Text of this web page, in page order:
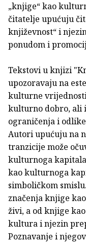
„knjige“ kao
čitatelje upućuju
književnost“ i
ponudom i
Tekstovi u knjizi
upozoravaju na
kulturne
kulturno dobro, ali
ograničenja i
Autori upućuju na
tranzicije može
kulturnoga
kao kulturnoga
simboličkom
značenja knjige
živi, a od knjige
kultura i njezin
Poznavanje i